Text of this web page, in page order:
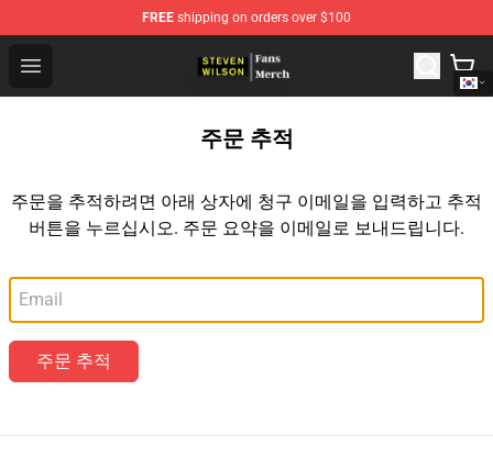
FREE shipping on orders over $100
Open menu
Steven Wilson Store - Official Steven Wilson
주문 추적
주문을 추적하려면 아래 상자에 청구 이메일을 입력하고 추적
버튼을 누르십시오. 주문 요약을 이메일로 보내드립니다.
주문 추적